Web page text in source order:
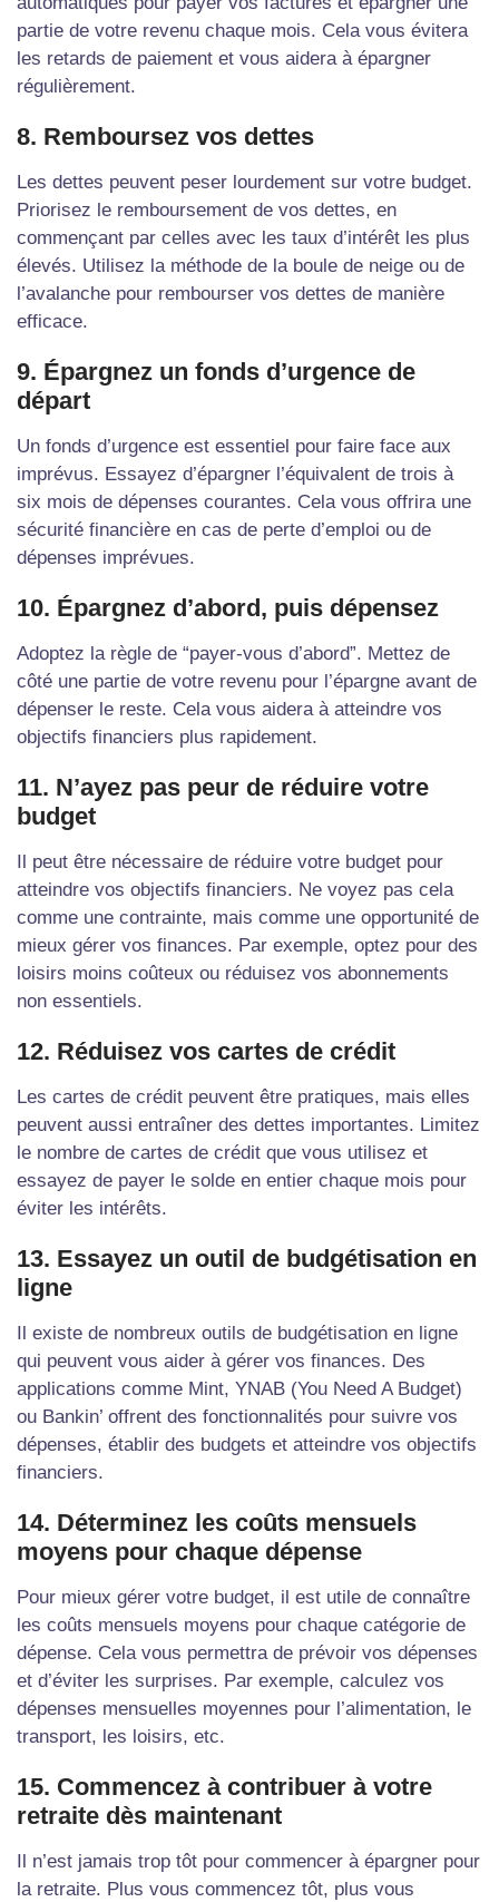
partie de votre revenu chaque mois. Cela vous évitera
les retards de paiement et vous aidera à épargner
régulièrement.
8. Remboursez vos dettes
Les dettes peuvent peser lourdement sur votre budget.
Priorisez le remboursement de vos dettes, en
commençant par celles avec les taux d’intérêt les plus
élevés. Utilisez la méthode de la boule de neige ou de
l’avalanche pour rembourser vos dettes de manière
efficace.
9. Épargnez un fonds d’urgence de
départ
Un fonds d’urgence est essentiel pour faire face aux
imprévus. Essayez d’épargner l’équivalent de trois à
six mois de dépenses courantes. Cela vous offrira une
sécurité financière en cas de perte d’emploi ou de
dépenses imprévues.
10. Épargnez d’abord, puis dépensez
Adoptez la règle de “payer-vous d’abord”. Mettez de
côté une partie de votre revenu pour l’épargne avant de
dépenser le reste. Cela vous aidera à atteindre vos
objectifs financiers plus rapidement.
11. N’ayez pas peur de réduire votre
budget
Il peut être nécessaire de réduire votre budget pour
atteindre vos objectifs financiers. Ne voyez pas cela
comme une contrainte, mais comme une opportunité de
mieux gérer vos finances. Par exemple, optez pour des
loisirs moins coûteux ou réduisez vos abonnements
non essentiels.
12. Réduisez vos cartes de crédit
Les cartes de crédit peuvent être pratiques, mais elles
peuvent aussi entraîner des dettes importantes. Limitez
le nombre de cartes de crédit que vous utilisez et
essayez de payer le solde en entier chaque mois pour
éviter les intérêts.
13. Essayez un outil de budgétisation en
ligne
Il existe de nombreux outils de budgétisation en ligne
qui peuvent vous aider à gérer vos finances. Des
applications comme Mint, YNAB (You Need A Budget)
ou Bankin’ offrent des fonctionnalités pour suivre vos
dépenses, établir des budgets et atteindre vos objectifs
financiers.
14. Déterminez les coûts mensuels
moyens pour chaque dépense
Pour mieux gérer votre budget, il est utile de connaître
les coûts mensuels moyens pour chaque catégorie de
dépense. Cela vous permettra de prévoir vos dépenses
et d’éviter les surprises. Par exemple, calculez vos
dépenses mensuelles moyennes pour l’alimentation, le
transport, les loisirs, etc.
15. Commencez à contribuer à votre
retraite dès maintenant
Il n’est jamais trop tôt pour commencer à épargner pour
la retraite. Plus vous commencez tôt, plus vous